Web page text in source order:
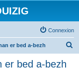
Connexion
er bed a-bezh
er bed a-bezh